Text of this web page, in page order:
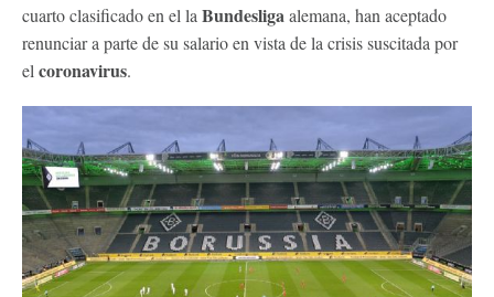
cuarto clasificado en el la Bundesligaalemana, han aceptado
renunciar a parte de su salario en vista de la crisis suscitada por
el coronavirus.